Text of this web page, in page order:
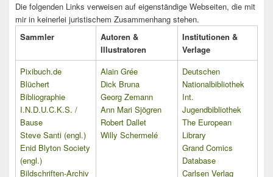
Die folgenden Links verweisen auf eigenständige Webseiten, die mit
mir in keinerlei juristischem Zusammenhang stehen.
Sammler
Autoren &
Illustratoren
Institutionen &
Verlage
Pixibuch.de
Blüchert
Bibliographie
I.N.D.U.C.K.S. /
Bause
Steve Santi (engl.)
Enid Blyton Society
(engl.)
Bildschriften-Archiv
Alain Grée
Dick Bruna
Georg Zemann
Ann Mari Sjögren
Robert Dallet
Willy Schermelé
Deutschen
Nationalbibliothek
Int.
Jugendbibliothek
The European
Library
Grand Comics
Database
Carlsen Verlag